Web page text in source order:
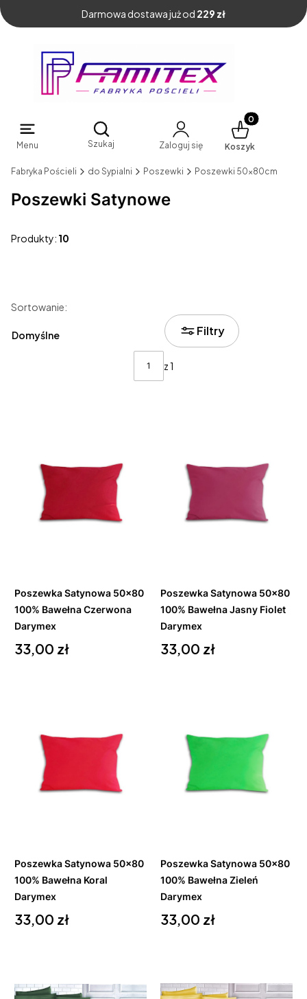
Darmowa dostawa już od 229 zł
Menu
Otwórz wyszukiwarkę
Szukaj Zaloguj się
Produkty w
Koszyk
Fabryka Pościeli do Sypialni Poszewki Poszewki 50x80cm
Poszewki Satynowe
Produkty: 10
Filtry
Lista produktów
Sortowanie:
Domyślne
z 1
Poszewka Satynowa 50x80
100% Bawełna Czerwona
Darymex
Cena
33,00 zł
Poszewka Satynowa 50x80
100% Bawełna Jasny Fiolet
Darymex
Cena
33,00 zł
Poszewka Satynowa 50x80
100% Bawełna Koral
Darymex
Cena
33,00 zł
Poszewka Satynowa 50x80
100% Bawełna Zieleń
Darymex
Cena
33,00 zł